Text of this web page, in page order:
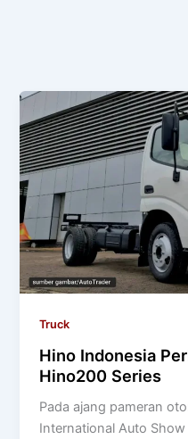
Truck
Hino Indonesia
Hino200 Series
Pada ajang pameran
International Auto